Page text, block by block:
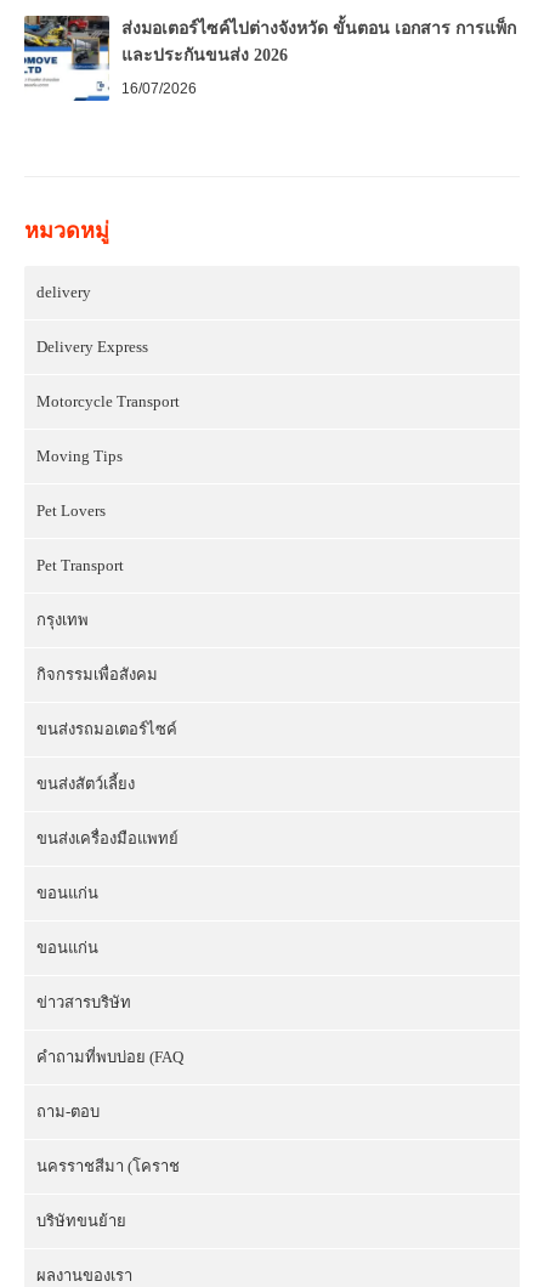
ส่งมอเตอร์ไซค์ไปต่างจังหวัด ขั้นตอน เอกสาร การแพ็ก
และประกันขนส่ง 2026
16/07/2026
หมวดหมู่
delivery
Delivery Express
Motorcycle Transport
Moving Tips
Pet Lovers
Pet Transport
กรุงเทพ
กิจกรรมเพื่อสังคม
ขนส่งรถมอเตอร์ไซค์
ขนส่งสัตว์เลี้ยง
ขนส่งเครื่องมือแพทย์
ขอนแก่น
ขอนแก่น
ข่าวสารบริษัท
คำถามที่พบบ่อย (FAQ
ถาม-ตอบ
นครราชสีมา (โคราช
บริษัทขนย้าย
ผลงานของเรา